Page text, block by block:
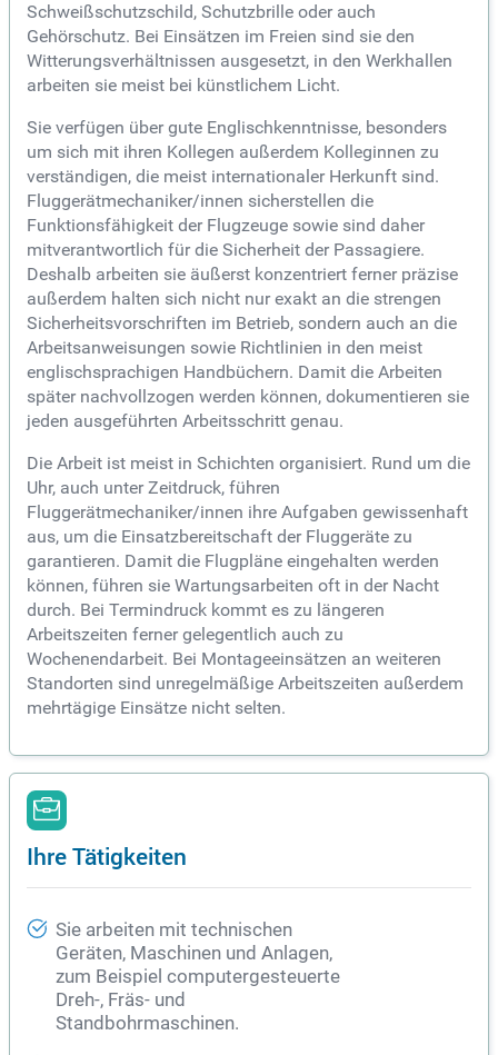
Schweißschutzschild, Schutzbrille oder auch
Gehörschutz. Bei Einsätzen im Freien sind sie den
Witterungsverhältnissen ausgesetzt, in den Werkhallen
arbeiten sie meist bei künstlichem Licht.
Sie verfügen über gute Englischkenntnisse, besonders
um sich mit ihren Kollegen außerdem Kolleginnen zu
verständigen, die meist internationaler Herkunft sind.
Fluggerätmechaniker/innen sicherstellen die
Funktionsfähigkeit der Flugzeuge sowie sind daher
mitverantwortlich für die Sicherheit der Passagiere.
Deshalb arbeiten sie äußerst konzentriert ferner präzise
außerdem halten sich nicht nur exakt an die strengen
Sicherheitsvorschriften im Betrieb, sondern auch an die
Arbeitsanweisungen sowie Richtlinien in den meist
englischsprachigen Handbüchern. Damit die Arbeiten
später nachvollzogen werden können, dokumentieren sie
jeden ausgeführten Arbeitsschritt genau.
Die Arbeit ist meist in Schichten organisiert. Rund um die
Uhr, auch unter Zeitdruck, führen
Fluggerätmechaniker/innen ihre Aufgaben gewissenhaft
aus, um die Einsatzbereitschaft der Fluggeräte zu
garantieren. Damit die Flugpläne eingehalten werden
können, führen sie Wartungsarbeiten oft in der Nacht
durch. Bei Termindruck kommt es zu längeren
Arbeitszeiten ferner gelegentlich auch zu
Wochenendarbeit. Bei Montageeinsätzen an weiteren
Standorten sind unregelmäßige Arbeitszeiten außerdem
mehrtägige Einsätze nicht selten.
Ihre Tätigkeiten
Sie arbeiten mit technischen
Geräten, Maschinen und Anlagen,
zum Beispiel computergesteuerte
Dreh-, Fräs- und
Standbohrmaschinen.